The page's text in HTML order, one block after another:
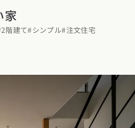
家
階建て#シンプル#注文住宅